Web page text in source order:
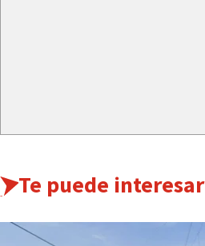
Te puede interesar